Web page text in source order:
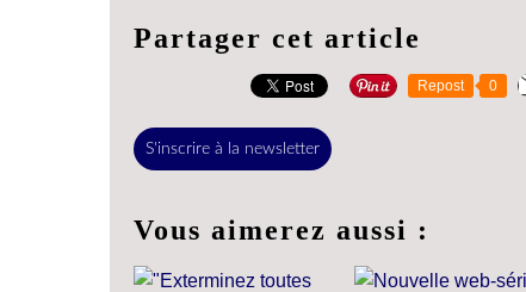
Partager cet article
Repost 0
S'inscrire à la newsletter
Vous aimerez aussi :